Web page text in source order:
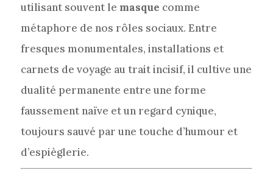
utilisant souvent le masque comme
métaphore de nos rôles sociaux. Entre
fresques monumentales, installations et
carnets de voyage au trait incisif, il cultive une
dualité permanente entre une forme
faussement naïve et un regard cynique,
toujours sauvé par une touche d’humour et
d’espièglerie.